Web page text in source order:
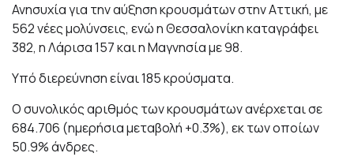
Ανησυχία για την αύξηση κρουσμάτων στην Αττική, με
562 νέες μολύνσεις, ενώ η Θεσσαλονίκη καταγράφει
382, η Λάρισα 157 και η Μαγνησία με 98.
Υπό διερεύνηση είναι 185 κρούσματα.
Ο συνολικός αριθμός των κρουσμάτων ανέρχεται σε
684.706 (ημερήσια μεταβολή +0.3%), εκ των οποίων
50.9% άνδρες.